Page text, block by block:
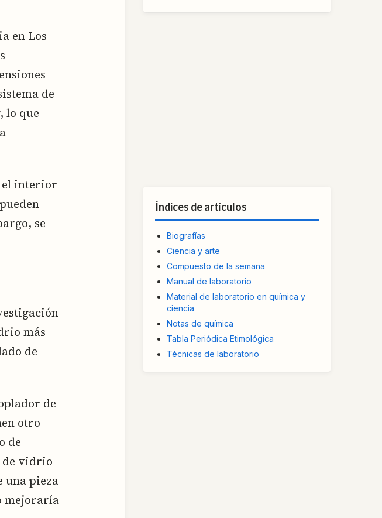
en Los
de
lo que
el interior
se
más
de
de
otro
de
de vidrio
una pieza
mejoraría
Índices de artículos
Biografías
Ciencia y arte
Compuesto de la semana
Manual de laboratorio
Material de laboratorio en química y
ciencia
Notas de química
Tabla Periódica Etimológica
Técnicas de laboratorio